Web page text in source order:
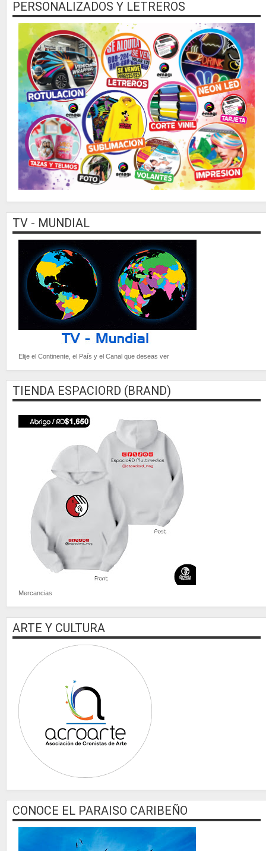
PERSONALIZADOS Y LETREROS
TV - MUNDIAL
Elije el Continente, el País y el Canal que deseas ver
TIENDA ESPACIORD (BRAND)
Mercancias
ARTE Y CULTURA
CONOCE EL PARAISO CARIBEÑO